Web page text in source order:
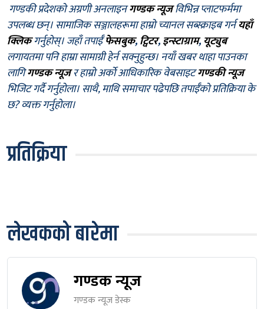
गण्डकी प्रदेशको अग्रणी अनलाइनगण्डक न्यूजविभिन्न प्लाटफर्ममा
उपलब्ध छन्। सामाजिक सञ्जालहरूमा हाम्रो च्यानल सब्स्क्राइब गर्नयहाँ
क्लिकगर्नुहोस्। जहाँ तपाईँफेसबुक,ट्विटर,इन्स्टाग्राम, यूट्युब
लगायतमा पनि हाम्रा सामाग्री हेर्न सक्नुहुन्छ। नयाँ खबर थाहा पाउनका
लागिगण्डक न्यूजर हाम्रो अर्को आधिकारिक वेबसाइटगण्डकी न्यूज
भिजिट गर्दै गर्नुहोला। साथै, माथि समाचार पढेपछि तपाईँको प्रतिक्रिया के
छ? व्यक्त गर्नुहोला।
प्रतिक्रिया
लेखकको बारेमा
गण्डक न्यूज
गण्डक न्यूज डेस्क